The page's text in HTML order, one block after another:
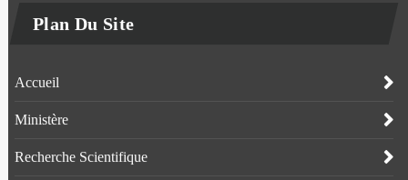
Plan Du Site
Accueil
Ministère
Recherche Scientifique